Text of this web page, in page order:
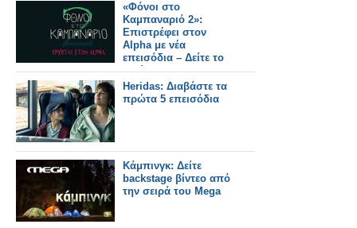
«Φόνοι στο
Καμπαναριό 2»:
Επιστρέφει στον
Alpha με νέα
επεισόδια – Δείτε το
πρώτο trailer!
Heridas: Διαβάστε τα
πρώτα 5 επεισόδια
Κάμπινγκ: Δείτε
backstage βίντεο από
την σειρά του Mega